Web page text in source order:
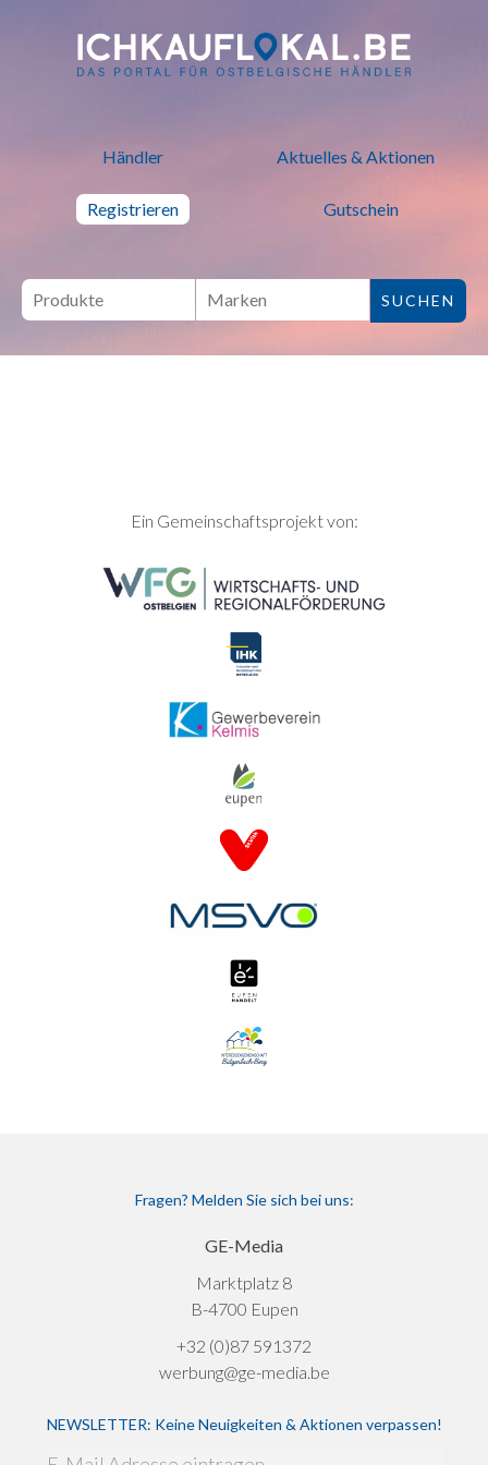
ich kauf lokal - Bei lokalen
Händler Aktuelles & Aktionen
Registrieren Gutschein
SEITENFUSSEin Gemeinschaftsprojekt von:
Fragen? Melden Sie sich bei uns:
GE-Media
Marktplatz 8
B-4700 Eupen
+32 (0)87 591372
werbung@ge-media.be
NEWSLETTER: Keine Neuigkeiten & Aktionen verpassen!